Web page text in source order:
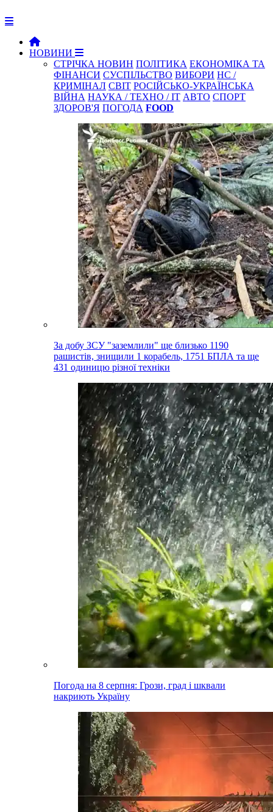
НОВИНИ
СТРІЧКА НОВИН ПОЛІТИКА ЕКОНОМІКА ТА
ФІНАНСИ СУСПІЛЬСТВО ВИБОРИ НС /
КРИМІНАЛ СВІТ РОСІЙСЬКО-УКРАЇНСЬКА
ВІЙНА НАУКА / ТЕХНО / IT АВТО СПОРТ
ЗДОРОВ'Я ПОГОДА FOOD
За добу ЗСУ "заземлили" ще близько 1190
рашистів, знищили 1 корабель, 1751 БПЛА та ще
431 одиницю різної техніки
Погода на 8 серпня: Грози, град і шквали
накриють Україну